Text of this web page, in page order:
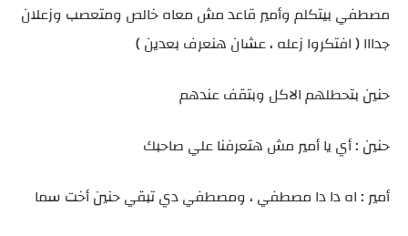
مصطفي بيتكلم وأمير قاعد مش معاه خالص ومتعصب وزعلان
جدااا ( افتكروا زعله ، عشان هنعرف بعدين )
حنين بتحطلهم الاكل وبتقف عندهم
حنين : أي يا أمير مش هتعرفنا علي صاحبك
أمير : اه دا دا مصطفي ، ومصطفي دي تبقي حنين أخت سما